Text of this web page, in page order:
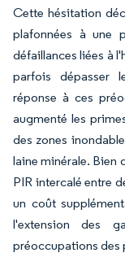
Cette hésitation
plafonnées à une
défaillances liées à
parfois dépasser
réponse à ces
augmenté les
des zones
laine minérale.
PIR intercalé entre
un coût
l'extension des
préoccupations des